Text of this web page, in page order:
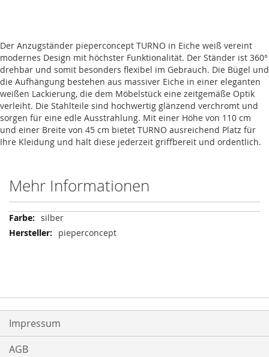
Der Anzugständer pieperconcept TURNO in Eiche weiß vereint
modernes Design mit höchster Funktionalität. Der Ständer ist 360°
drehbar und somit besonders flexibel im Gebrauch. Die Bügel und
die Aufhängung bestehen aus massiver Eiche in einer eleganten
weißen Lackierung, die dem Möbelstück eine zeitgemäße Optik
verleiht. Die Stahlteile sind hochwertig glänzend verchromt und
sorgen für eine edle Ausstrahlung. Mit einer Höhe von 110 cm
und einer Breite von 45 cm bietet TURNO ausreichend Platz für
Ihre Kleidung und hält diese jederzeit griffbereit und ordentlich.
Mehr Informationen
Mehr
Informationen
silber
pieperconcept
Impressum
AGB